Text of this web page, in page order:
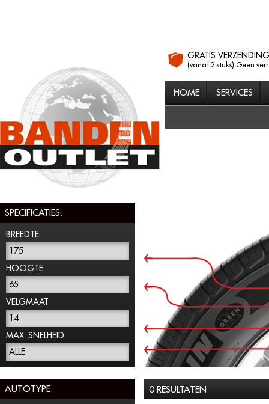
GRATIS VERZENDING
(vanaf 2 stuks) Geen
HOME SERVICES
SPECIFICATIES:
BREEDTE
175
HOOGTE
65
VELGMAAT
14
MAX. SNELHEID
ALLE
AUTOTYPE: 0 RESULTATEN